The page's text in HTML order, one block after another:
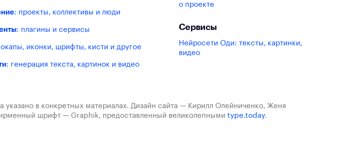
: проекты, коллективы и люди
: плагины и сервисы
иконки, шрифты, кисти и другое
: генерация текста, картинок и видео
о проекте
Сервисы
Нейросети Оди: тексты, картинки,
видео
указано в конкретных материалах. Дизайн сайта — Кирилл Олейниченко, Женя
шрифт — Graphik, предоставленный великолепными type.today.